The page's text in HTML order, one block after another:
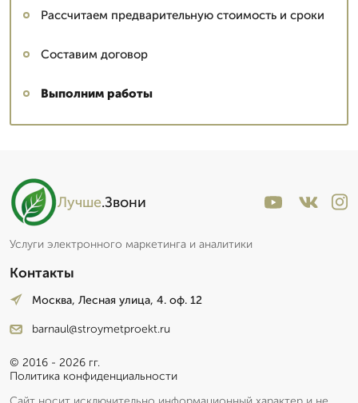
Рассчитаем предварительную стоимость и сроки
Составим договор
Выполним работы
Лучше.Звони
Услуги электронного маркетинга и аналитики
Контакты
Москва, Лесная улица, 4. оф. 12
barnaul@stroymetproekt.ru
© 2016 - 2026 гг.
Политика конфиденциальности